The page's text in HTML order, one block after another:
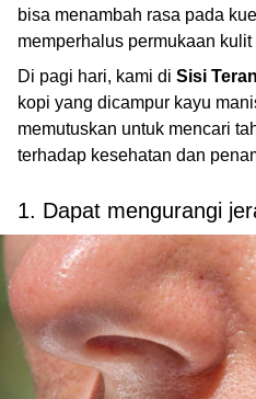
bisa menambah rasa pada
memperhalus permukaan
Di pagi hari, kami di Sisi
kopi yang dicampur kayu
memutuskan untuk mencari
terhadap kesehatan dan
1. Dapat mengurangi